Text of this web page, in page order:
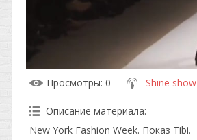
Просмотры: 0 Shine show
Описание материала:
New York Fashion Week. Показ Tibi.